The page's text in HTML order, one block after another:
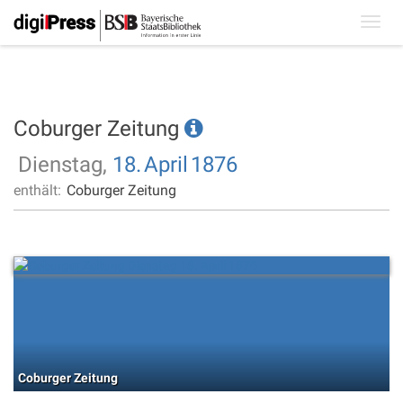
Coburger Zeitung
Dienstag, 18.April 1876
enthält: Coburger Zeitung
Coburger Zeitung